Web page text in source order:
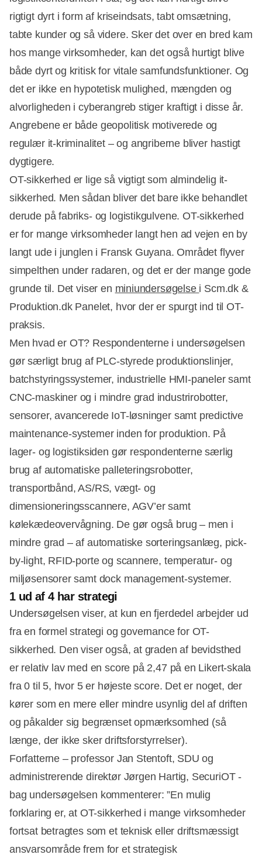
rigtigt dyrt i form af kriseindsats, tabt omsætning,
tabte kunder og så videre. Sker det over en bred kam
hos mange virksomheder, kan det også hurtigt blive
både dyrt og kritisk for vitale samfundsfunktioner. Og
det er ikke en hypotetisk mulighed, mængden og
alvorligheden i cyberangreb stiger kraftigt i disse år.
Angrebene er både geopolitisk motiverede og
regulær it-kriminalitet – og angriberne bliver hastigt
dygtigere.
OT-sikkerhed er lige så vigtigt som almindelig it-
sikkerhed. Men sådan bliver det bare ikke behandlet
derude på fabriks- og logistikgulvene. OT-sikkerhed
er for mange virksomheder langt hen ad vejen en by
langt ude i junglen i Fransk Guyana. Området flyver
simpelthen under radaren, og det er der mange gode
grunde til. Det viser en miniundersøgelse i Scm.dk &
Produktion.dk Panelet, hvor der er spurgt ind til OT-
praksis.
Men hvad er OT? Respondenterne i undersøgelsen
gør særligt brug af PLC-styrede produktionslinjer,
batchstyringssystemer, industrielle HMI-paneler samt
CNC-maskiner og i mindre grad industrirobotter,
sensorer, avancerede IoT-løsninger samt predictive
maintenance-systemer inden for produktion. På
lager- og logistiksiden gør respondenterne særlig
brug af automatiske palleteringsrobotter,
transportbånd, AS/RS, vægt- og
dimensioneringsscannere, AGV’er samt
kølekædeovervågning. De gør også brug – men i
mindre grad – af automatiske sorteringsanlæg, pick-
by-light, RFID-porte og scannere, temperatur- og
miljøsensorer samt dock management-systemer.
1 ud af 4 har strategi
Undersøgelsen viser, at kun en fjerdedel arbejder ud
fra en formel strategi og governance for OT-
sikkerhed. Den viser også, at graden af bevidsthed
er relativ lav med en score på 2,47 på en Likert-skala
fra 0 til 5, hvor 5 er højeste score. Det er noget, der
kører som en mere eller mindre usynlig del af driften
og påkalder sig begrænset opmærksomhed (så
længe, der ikke sker driftsforstyrrelser).
Forfatterne – professor Jan Stentoft, SDU og
administrerende direktør Jørgen Hartig, SecuriOT -
bag undersøgelsen kommenterer: ”En mulig
forklaring er, at OT-sikkerhed i mange virksomheder
fortsat betragtes som et teknisk eller driftsmæssigt
ansvarsområde frem for et strategisk